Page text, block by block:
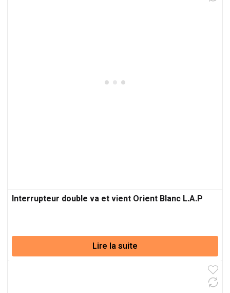
Interrupteur double va et vient Orient Blanc L.A.P
Lire la suite